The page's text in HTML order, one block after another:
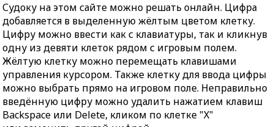
Судоку на этом сайте можно решать онлайн. Цифра
добавляется в выделенную жёлтым цветом клетку.
Цифру можно ввести как с клавиатуры, так и кликнув
одну из девяти клеток рядом с игровым полем.
Жёлтую клетку можно перемещать клавишами
управления курсором. Также клетку для ввода цифры
можно выбрать прямо на игровом поле. Неправильно
введённую цифру можно удалить нажатием клавиш
Backspace или Delete, кликом по клетке "X"